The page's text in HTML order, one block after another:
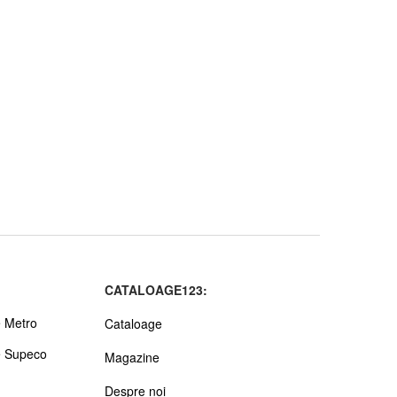
Metro
CATALOAGE123:
Cataloage
Magazine
Despre noi